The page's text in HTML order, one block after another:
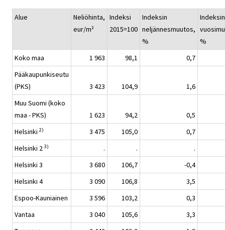
Alue
Neliöhinta,
eur/m²
Indeksi
2015=100
Indeksin
neljännesmuutos,
%
Indeksin
%
Koko maa
1 963 98,1
0,7
Pääkaupunkiseutu
(PKS)
3 423 104,9
1,6
Muu Suomi (koko
maa - PKS)
1 623 94,2
0,5
Helsinki 2) 3 475 105,0
0,7
Helsinki 2 3) . .
.
Helsinki 3
3 680 106,7
-0,4
Helsinki 4
3 090 106,8
3,5
Espoo-Kauniainen
3 596 103,2
0,3
Vantaa
3 040 105,6
3,3